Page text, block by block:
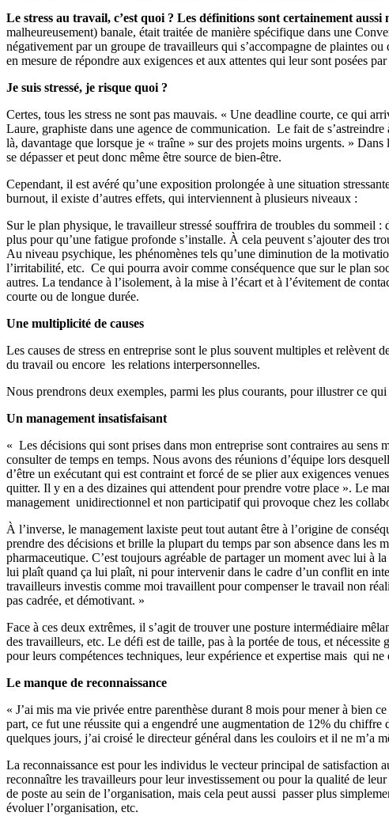
Le stress au travail, c’est quoi ? Les définitions sont certainement
malheureusement) banale, était traitée de manière spécifique dans une
négativement par un groupe de travailleurs qui s’accompagne de plaintes
en mesure de répondre aux exigences et aux attentes qui leur sont posées
Je suis stressé, je risque quoi ?
Certes, tous les stress ne sont pas mauvais. « Une deadline courte, ce qui
Laure, graphiste dans une agence de communication. Le fait de
là, davantage que lorsque je « traîne » sur des projets moins urgents. »
se dépasser et peut donc même être source de bien-être.
Cependant, il est avéré qu’une exposition prolongée à une situation
burnout, il existe d’autres effets, qui interviennent à plusieurs niveaux :
Sur le plan physique, le travailleur stressé souffrira de troubles du sommeil
plus pour qu’une fatigue profonde s’installe. À cela peuvent s’ajouter des
Au niveau psychique, les phénomènes tels qu’une diminution de la
l’irritabilité, etc. Ce qui pourra avoir comme conséquence que sur le plan
autres. La tendance à l’isolement, à la mise à l’écart et à l’évitement de
courte ou de longue durée.
Une multiplicité de causes
Les causes de stress en entreprise sont le plus souvent multiples et
du travail ou encore les relations interpersonnelles.
Nous prendrons deux exemples, parmi les plus courants, pour illustrer ce
Un management insatisfaisant
« Les décisions qui sont prises dans mon entreprise sont contraires au
consulter de temps en temps. Nous avons des réunions d’équipe lors
d’être un exécutant qui est contraint et forcé de se plier aux exigences
quitter. Il y en a des dizaines qui attendent pour prendre votre place ». Le
management unidirectionnel et non participatif qui provoque chez les
À l’inverse, le management laxiste peut tout autant être à l’origine de
prendre des décisions et brille la plupart du temps par son absence dans les
pharmaceutique. C’est toujours agréable de partager un moment avec lui
lui plaît quand ça lui plaît, ni pour intervenir dans le cadre d’un conflit en
travailleurs investis comme moi travaillent pour compenser le travail non
pas cadrée, et démotivant. »
Face à ces deux extrêmes, il s’agit de trouver une posture intermédiaire
des travailleurs, etc. Le défi est de taille, pas à la portée de tous, et
pour leurs compétences techniques, leur expérience et expertise mais qui
Le manque de reconnaissance
« J’ai mis ma vie privée entre parenthèse durant 8 mois pour mener à bien
part, ce fut une réussite qui a engendré une augmentation de 12% du
quelques jours, j’ai croisé le directeur général dans les couloirs et il ne m’a
La reconnaissance est pour les individus le vecteur principal de satisfaction
reconnaître les travailleurs pour leur investissement ou pour la qualité de
de poste au sein de l’organisation, mais cela peut aussi passer plus
évoluer l’organisation, etc.